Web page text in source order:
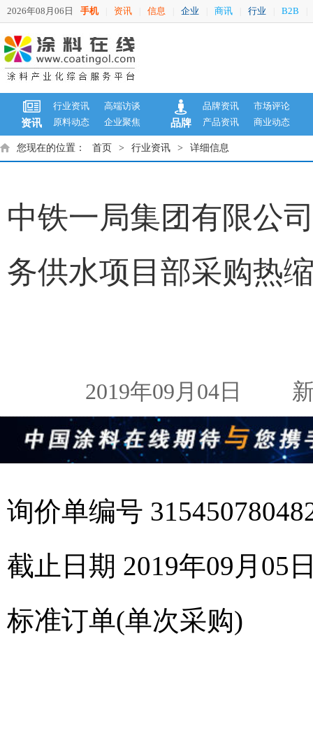
2026年08月06日 手机 资讯 信息 企业 商讯 行业 B2B
资讯
行业资讯
高端访谈
原料动态
企业聚焦 品牌
品牌资讯
市场评论
产品资讯
商业动态
您现在的位置： 首页 > 行业资讯 > 详细信息
中铁一局集团有限公
务供水项目部采购热
2019年09月04日 新
询价单编号
截止日期 2019年09月05
标准订单(单次采购)